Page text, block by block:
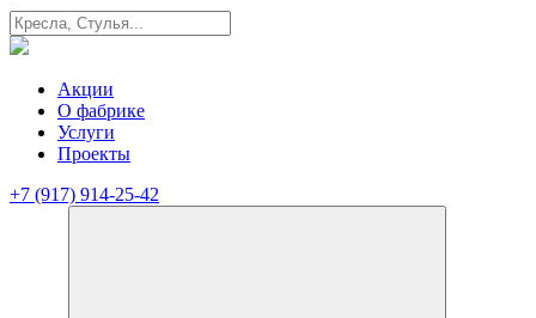
Акции
О фабрике
Услуги
Проекты
+7 (917) 914-25-42